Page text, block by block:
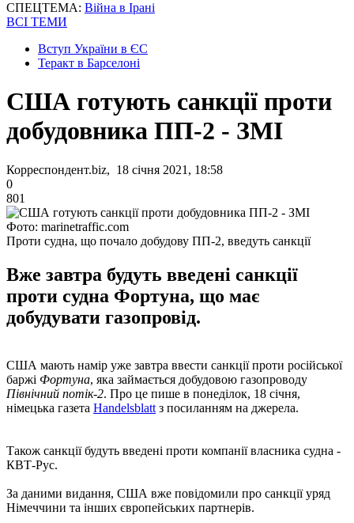
СПЕЦТЕМА: Війна в Ірані
ВСІ ТЕМИ
Вступ України в ЄС
Теракт в Барселоні
США готують санкції проти
добудовника ПП-2 - ЗМІ
Корреспондент.biz, 18 січня 2021, 18:58
0
801
Фото: marinetraffic.com
Проти судна, що почало добудову ПП-2, введуть санкції
Вже завтра будуть введені санкції
проти судна Фортуна, що має
добудувати газопровід.
США мають намір уже завтра ввести санкції проти російської
баржі Фортуна, яка займається добудовою газопроводу
Північний потік-2. Про це пише в понеділок, 18 січня,
німецька газета Handelsblatt з посиланням на джерела.
Також санкції будуть введені проти компанії власника судна -
КВТ-Рус.
За даними видання, США вже повідомили про санкції уряд
Німеччини та інших європейських партнерів.